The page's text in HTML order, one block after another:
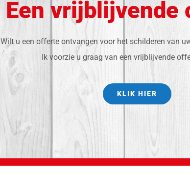
Een vrijblijvende
Wilt u een offerte ontvangen voor het schilderen van
Ik voorzie u graag van een vrijblijvende
KLIK HIER